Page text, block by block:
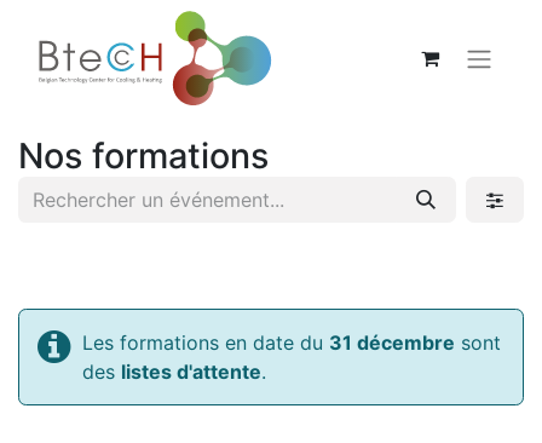
Nos formations
Les formations en date du 31 décembre sont
des listes d'attente.